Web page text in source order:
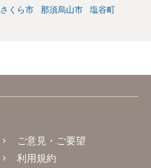
さくら市 那須烏山市
塩谷町
ご意見・ご要望
利用規約